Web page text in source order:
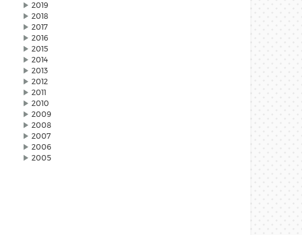
▶ 2019
▶ 2018
▶ 2017
▶ 2016
▶ 2015
▶ 2014
▶ 2013
▶ 2012
▶ 2011
▶ 2010
▶ 2009
▶ 2008
▶ 2007
▶ 2006
▶ 2005